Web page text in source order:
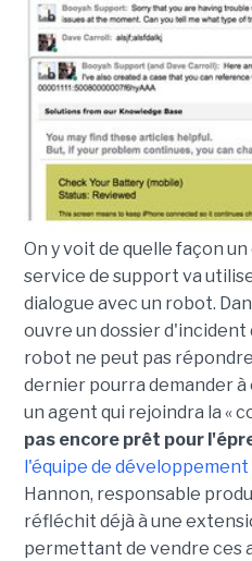
On y voit de quelle façon
service de support va
dialogue avec un robot.
ouvre un dossier d'incident
robot ne peut pas
dernier pourra demander
un agent qui rejoindra la «
pas encore prêt pour
l'équipe de développement
Hannon, responsable
réfléchit déjà à une
permettant de vendre ces